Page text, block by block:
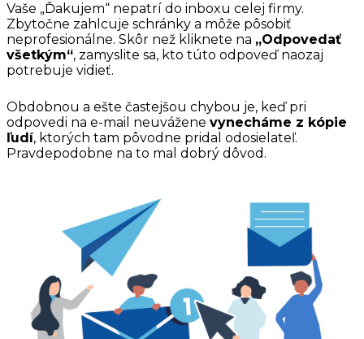
Vaše „Ďakujem“ nepatrí do inboxu celej firmy.
Zbytočne zahlcuje schránky a môže pôsobiť
neprofesionálne. Skôr než kliknete na „Odpovedať
všetkým“, zamyslite sa, kto túto odpoveď naozaj
potrebuje vidieť.
Obdobnou a ešte častejšou chybou je, keď pri
odpovedi na e-mail neuvážene vynecháme z kópie
ľudí, ktorých tam pôvodne pridal odosielateľ.
Pravdepodobne na to mal dobrý dôvod.